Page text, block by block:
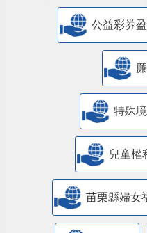
公益彩券
特殊
兒童權
苗栗縣婦女